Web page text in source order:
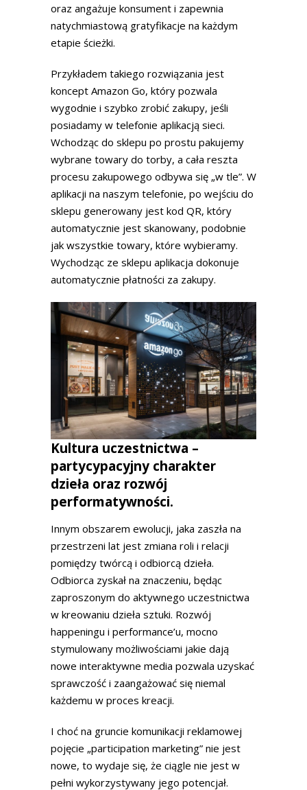
oraz angażuje konsument i zapewnia
natychmiastową gratyfikacje na każdym
etapie ścieżki.
Przykładem takiego rozwiązania jest
koncept Amazon Go, który pozwala
wygodnie i szybko zrobić zakupy, jeśli
posiadamy w telefonie aplikacją sieci.
Wchodząc do sklepu po prostu pakujemy
wybrane towary do torby, a cała reszta
procesu zakupowego odbywa się „w tle”. W
aplikacji na naszym telefonie, po wejściu do
sklepu generowany jest kod QR, który
automatycznie jest skanowany, podobnie
jak wszystkie towary, które wybieramy.
Wychodząc ze sklepu aplikacja dokonuje
automatycznie płatności za zakupy.
Kultura uczestnictwa –
partycypacyjny charakter
dzieła oraz rozwój
performatywności.
Innym obszarem ewolucji, jaka zaszła na
przestrzeni lat jest zmiana roli i relacji
pomiędzy twórcą i odbiorcą dzieła.
Odbiorca zyskał na znaczeniu, będąc
zaproszonym do aktywnego uczestnictwa
w kreowaniu dzieła sztuki. Rozwój
happeningu i performance’u, mocno
stymulowany możliwościami jakie dają
nowe interaktywne media pozwala uzyskać
sprawczość i zaangażować się niemal
każdemu w proces kreacji.
I choć na gruncie komunikacji reklamowej
pojęcie „participation marketing” nie jest
nowe, to wydaje się, że ciągle nie jest w
pełni wykorzystywany jego potencjał.